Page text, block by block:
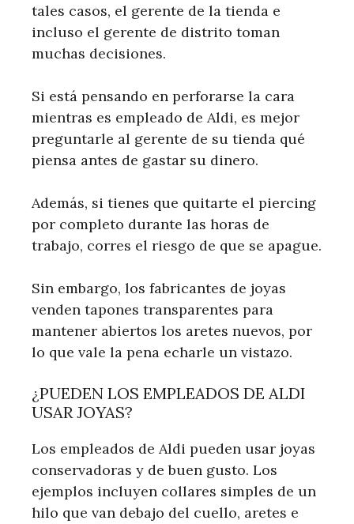
tales casos, el gerente de la tienda e
incluso el gerente de distrito toman
muchas decisiones.
Si está pensando en perforarse la cara
mientras es empleado de Aldi, es mejor
preguntarle al gerente de su tienda qué
piensa antes de gastar su dinero.
Además, si tienes que quitarte el piercing
por completo durante las horas de
trabajo, corres el riesgo de que se apague.
Sin embargo, los fabricantes de joyas
venden tapones transparentes para
mantener abiertos los aretes nuevos, por
lo que vale la pena echarle un vistazo.
¿PUEDEN LOS EMPLEADOS DE ALDI
USAR JOYAS?
Los empleados de Aldi pueden usar joyas
conservadoras y de buen gusto. Los
ejemplos incluyen collares simples de un
hilo que van debajo del cuello, aretes e